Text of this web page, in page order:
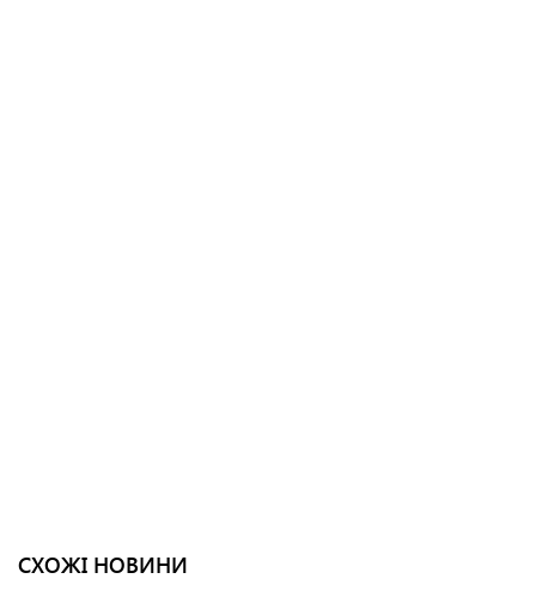
СХОЖІ НОВИНИ